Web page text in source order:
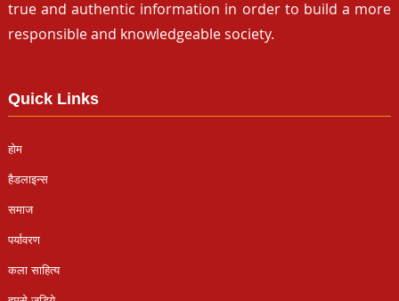
true and authentic information in order to build a more
responsible and knowledgeable society.
Quick Links
होम
हैडलाइन्स
समाज
पर्यावरण
कला साहित्य